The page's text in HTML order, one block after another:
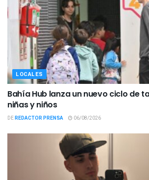
LOCALES
Bahía Hub lanza un nuevo ciclo de
niñas y niños
DEREDACTOR PRENSA 06/08/2026